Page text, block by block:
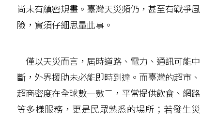
尚未有縝密規畫。臺灣天災頻仍，甚至有戰爭風
險，實須仔細思量此事。
僅以天災而言，屆時道路、電力、通訊可能中
斷，外界援助未必能即時到達。而臺灣的超市、
超商密度在全球數一數二，平常提供飲食、網路
等多樣服務，更是民眾熟悉的場所；若發生災